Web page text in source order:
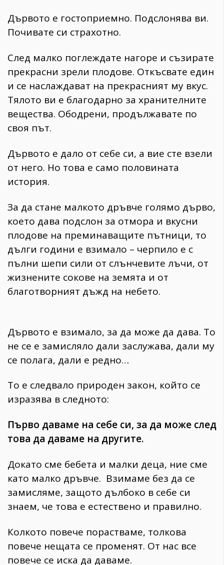
Дървото е гостоприемно. Подслонява ви.
Почивате си страхотно.
След малко поглеждате нагоре и съзирате
прекрасни зрели плодове. Откъсвате един
и се наслаждават на прекрасният му вкус.
Тялото ви е благодарно за хранителните
вещества. Ободрени, продължавате по
своя път.
Дървото е дало от себе си, а вие сте взели
от него. Но това е само половината
история.
За да стане малкото дръвче голямо дърво,
което дава подслон за отмора и вкусни
плодове на преминаващите пътници, то
дълги години е взимало – черпило е с
пълни шепи сили от слънчевите лъчи, от
жизнените сокове на земята и от
благотворният дъжд на небето.
Дървото е взимало, за да може да дава. То
не се е замисляло дали заслужава, дали му
се полага, дали е редно…
То е следвало природен закон, който се
изразява в следното:
Първо даваме на себе си, за да може след
това да даваме на другите.
Докато сме бебета и малки деца, ние сме
като малко дръвче. Взимаме без да се
замисляме, защото дълбоко в себе си
знаем, че това е естествено и правилно.
Колкото повече порастваме, толкова
повече нещата се променят. От нас все
повече се иска да даваме.